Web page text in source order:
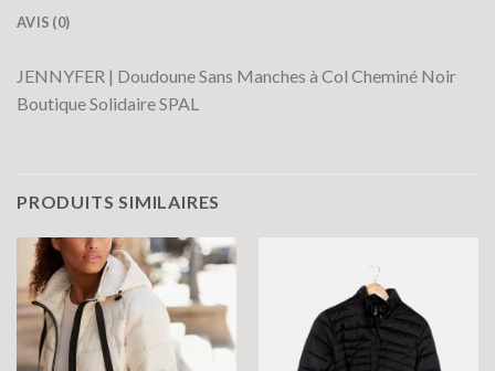
AVIS (0)
JENNYFER | Doudoune Sans Manches à Col Cheminé Noir
Boutique Solidaire SPAL
PRODUITS SIMILAIRES